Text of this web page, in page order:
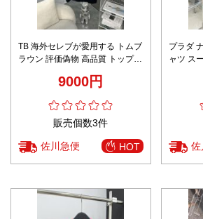
TB 海外セレブが愛用する トムブ
ラウン 評価偽物 高品質 トップス
9000円
販売個数3件
佐川急便 HOT
プラダ
ャツ ス
イト 実
佐